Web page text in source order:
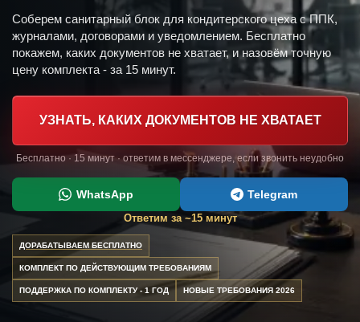
Соберем санитарный блок для кондитерского цеха с ППК,
журналами, договорами и уведомлением. Бесплатно
покажем, каких документов не хватает, и назовём точную
цену комплекта - за 15 минут.
УЗНАТЬ, КАКИХ ДОКУМЕНТОВ НЕ ХВАТАЕТ
Бесплатно · 15 минут · ответим в мессенджере, если звонить неудобно
WhatsApp Telegram
Ответим за ~15 минут
ДОРАБАТЫВАЕМ БЕСПЛАТНО
КОМПЛЕКТ ПО ДЕЙСТВУЮЩИМ ТРЕБОВАНИЯМ
ПОДДЕРЖКА ПО КОМПЛЕКТУ - 1 ГОД НОВЫЕ ТРЕБОВАНИЯ 2026